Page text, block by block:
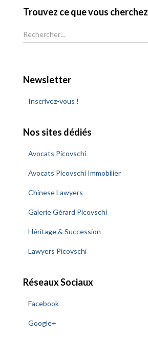
Trouvez ce que vous cherchez
R
e
e
r
Newsletter
Inscrivez-vous !
Nos sites dédiés
Avocats Picovschi
Avocats Picovschi Immobilier
Chinese Lawyers
Galerie Gérard Picovschi
Héritage & Succession
Lawyers Picovschi
Réseaux Sociaux
Facebook
Google+